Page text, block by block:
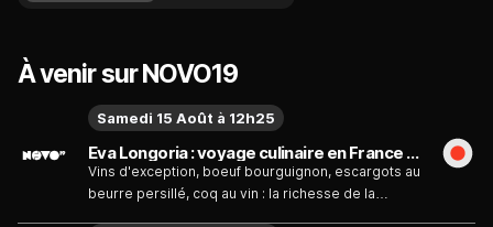
À venir sur NOVO19
Eva Longoria : voyage culinaire en France - Bourgogne - Émission du samedi 15 août
Vins d'exception, boeuf bourguignon, escargots au
beurre persillé, coq au vin : la richesse de la
Samedi 15 Août à 12h25